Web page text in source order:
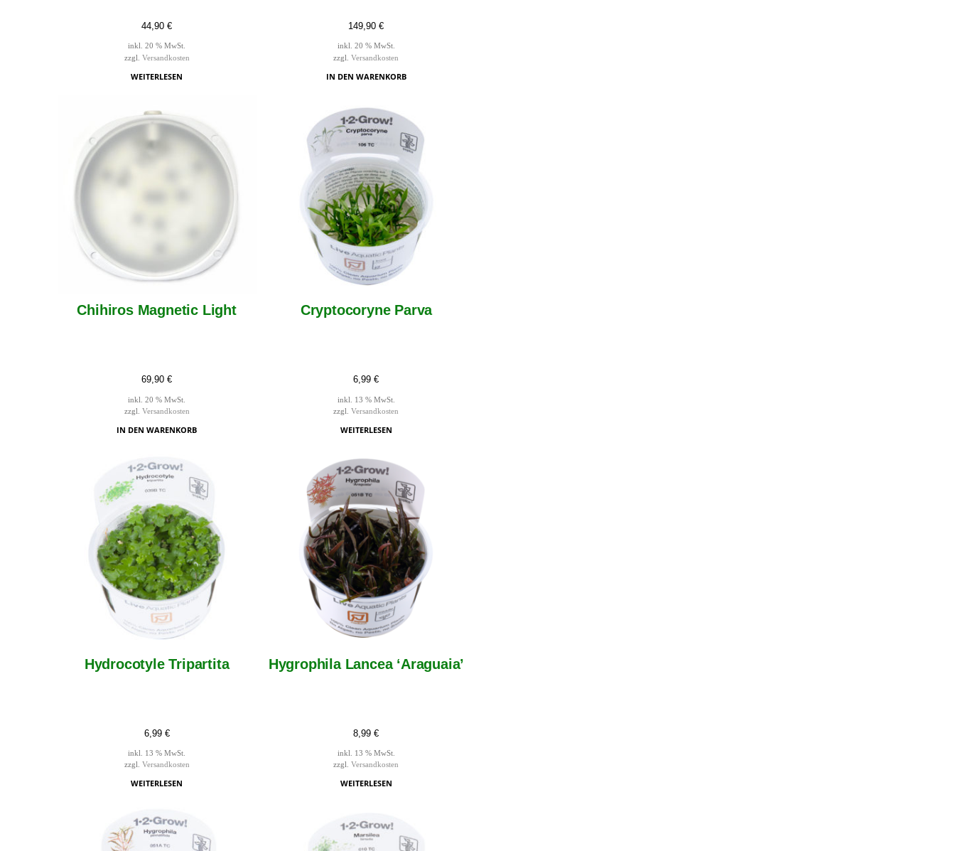
44,90€
inkl. 20 % MwSt.
zzgl. Versandkosten
WEITERLESEN
149,90€
inkl. 20 % MwSt.
zzgl.Versandkosten
IN DEN WARENKORB
Chihiros Magnetic Light
69,90€
inkl. 20 % MwSt.
zzgl. Versandkosten
IN DEN WARENKORB
Cryptocoryne Parva
6,99€
inkl. 13 % MwSt.
zzgl.Versandkosten
WEITERLESEN
Hydrocotyle Tripartita
6,99 €
inkl. 13 % MwSt.
zzgl. Versandkosten
WEITERLESEN
Hygrophila Lancea ‘Araguaia’
8,99€
inkl. 13 % MwSt.
zzgl.Versandkosten
WEITERLESEN